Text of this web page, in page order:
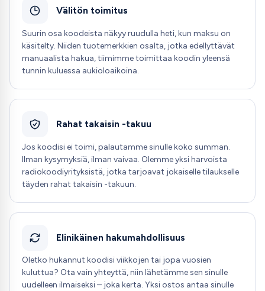
Välitön toimitus
Suurin osa koodeista näkyy ruudulla heti, kun maksu on
käsitelty. Niiden tuotemerkkien osalta, jotka edellyttävät
manuaalista hakua, tiimimme toimittaa koodin yleensä
tunnin kuluessa aukioloaikoina.
Rahat takaisin -takuu
Jos koodisi ei toimi, palautamme sinulle koko summan.
Ilman kysymyksiä, ilman vaivaa. Olemme yksi harvoista
radiokoodiyrityksistä, jotka tarjoavat jokaiselle tilaukselle
täyden rahat takaisin -takuun.
Elinikäinen hakumahdollisuus
Oletko hukannut koodisi viikkojen tai jopa vuosien
kuluttua? Ota vain yhteyttä, niin lähetämme sen sinulle
uudelleen ilmaiseksi – joka kerta. Yksi ostos antaa sinulle